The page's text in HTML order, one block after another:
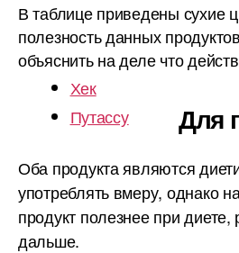
В таблице приведены сухие
полезность данных
объяснить на деле что
Хек
Путассу
Для
Оба продукта являются
употреблять вмеру, однако
продукт полезнее при диете,
дальше.